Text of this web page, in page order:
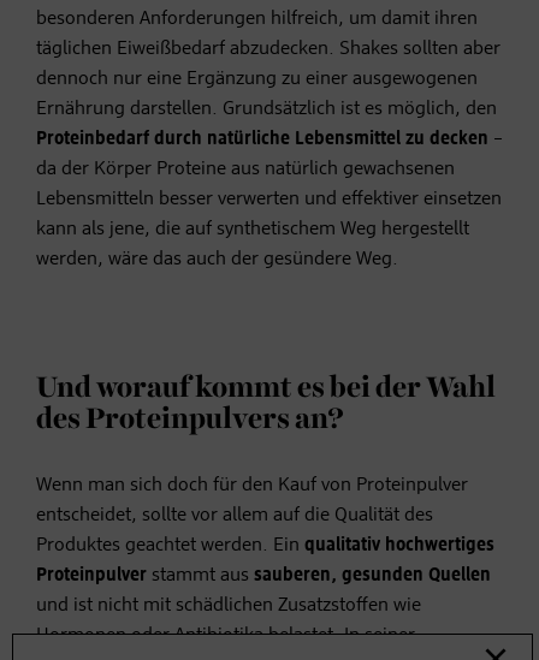
besonderen Anforderungen hilfreich, um damit ihren
täglichen Eiweißbedarf abzudecken. Shakes sollten aber
dennoch nur eine Ergänzung zu einer ausgewogenen
Ernährung darstellen. Grundsätzlich ist es möglich, den
Proteinbedarf durch natürliche Lebensmittel zu decken –
da der Körper Proteine aus natürlich gewachsenen
Lebensmitteln besser verwerten und effektiver einsetzen
kann als jene, die auf synthetischem Weg hergestellt
werden, wäre das auch der gesündere Weg.
Und worauf kommt es bei der Wahl
des Proteinpulvers an?
Wenn man sich doch für den Kauf von Proteinpulver
entscheidet, sollte vor allem auf die Qualität des
Produktes geachtet werden. Ein qualitativ hochwertiges
Proteinpulver stammt aus sauberen, gesunden Quellen
und ist nicht mit schädlichen Zusatzstoffen wie
Hormonen oder Antibiotika belastet. In seiner